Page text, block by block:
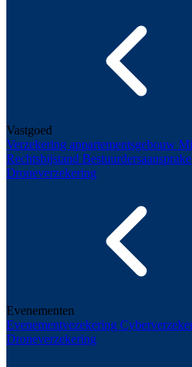
Vastgoed
Verzekering appartementsgebouw
Rechtsbijstand
Droneverzekering
Evenementen
Evenementvezekering
Droneverzekering